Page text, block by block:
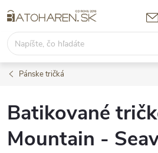
na
obsah
Pánske tričká
Batikované
Mountain -